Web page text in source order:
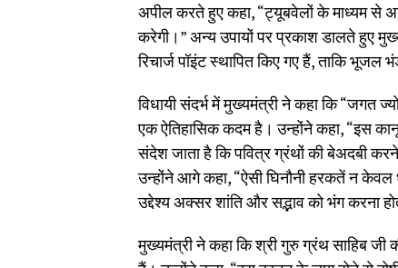
अपील करते हुए कहा, “ट्यूबवेलों के माध्यम से
करेगी।” अन्य उपायों पर प्रकाश डालते हुए
रिचार्ज पॉइंट स्थापित किए गए हैं, ताकि भूजल
विधायी संदर्भ में मुख्यमंत्री ने कहा कि “जगत
एक ऐतिहासिक कदम है। उन्होंने कहा, “इस
संदेश जाता है कि पवित्र ग्रंथों की बेअदबी करने
उन्होंने आगे कहा, “ऐसी घिनौनी हरकतें न
उद्देश्य अक्सर शांति और सद्भाव को भंग करना
मुख्यमंत्री ने कहा कि श्री गुरु ग्रंथ साहिब जी